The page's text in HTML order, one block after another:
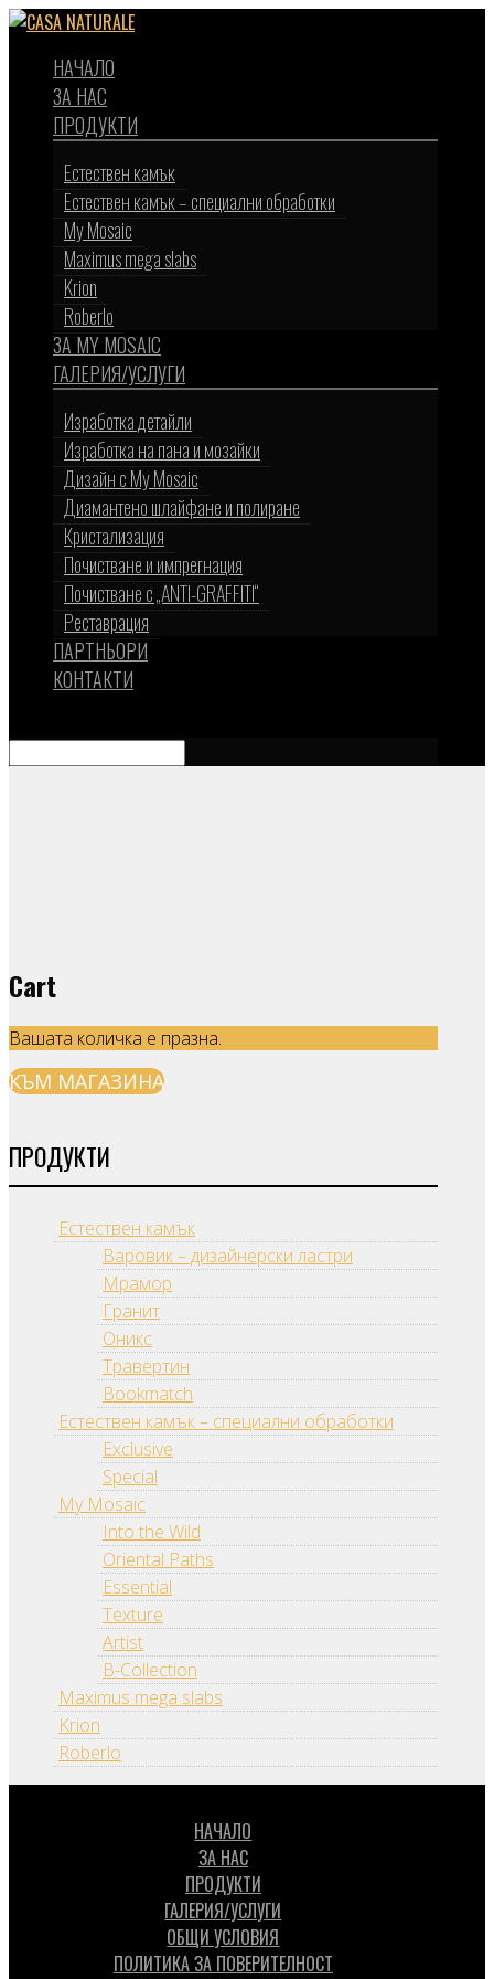
НАЧАЛО
ЗА НАС
ПРОДУКТИ
Естествен камък
Естествен камък – специални обработки
My Mosaic
Maximus mega slabs
Krion
Roberlo
ЗА MY MOSAIC
ГАЛЕРИЯ/УСЛУГИ
Изработка детайли
Изработка на пана и мозайки
Дизайн с My Mosaic
Диамантено шлайфане и полиране
Кристализация
Почистване и импрегнация
Почистване с „ANTI-GRAFFITI“
Реставрация
ПАРТНЬОРИ
КОНТАКТИ
Cart
Вашата количка е празна.
КЪМ МАГАЗИНА
ПРОДУКТИ
Естествен камък
Варовик – дизайнерски ластри
Мрамор
Гранит
Оникс
Травертин
Bookmatch
Естествен камък – специални обработки
Exclusive
Special
My Mosaic
Into the Wild
Oriental Paths
Essential
Texture
Artist
B-Collection
Maximus mega slabs
Krion
Roberlo
НАЧАЛО
ЗА НАС
ПРОДУКТИ
ГАЛЕРИЯ/УСЛУГИ
ОБЩИ УСЛОВИЯ
ПОЛИТИКА ЗА ПОВЕРИТЕЛНОСТ